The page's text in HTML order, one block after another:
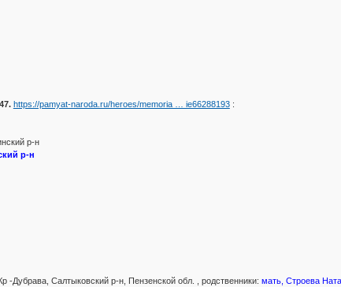
https://pamyat-naroda.ru/heroes/memoria … ie66288193:
р-н
р-н
-Дубрава, Салтыковский р-н, Пензенской обл. , родственники: мать, Строева